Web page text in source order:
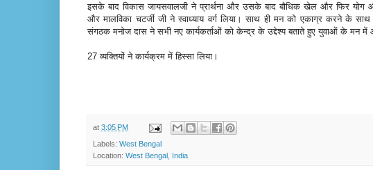
इसके बाद विकास जायसवालजी ने प्रार्थना और उसके बाद बौधिक खेल और फिर योग
और मालविका चटर्जी जी ने स्वाध्याय वर्ग लिया। साथ ही मन को एकाग्र करने के
संगठक मनोज दास ने सभी नए कार्यकर्ताओं को केन्द्र के उद्देश्य बताते हुए युवाओं के मन में
27 व्यक्तियों ने कार्यक्रम में हिस्सा लिया।
at 3:05 PM
Labels: West Bengal
Location: West Bengal, India